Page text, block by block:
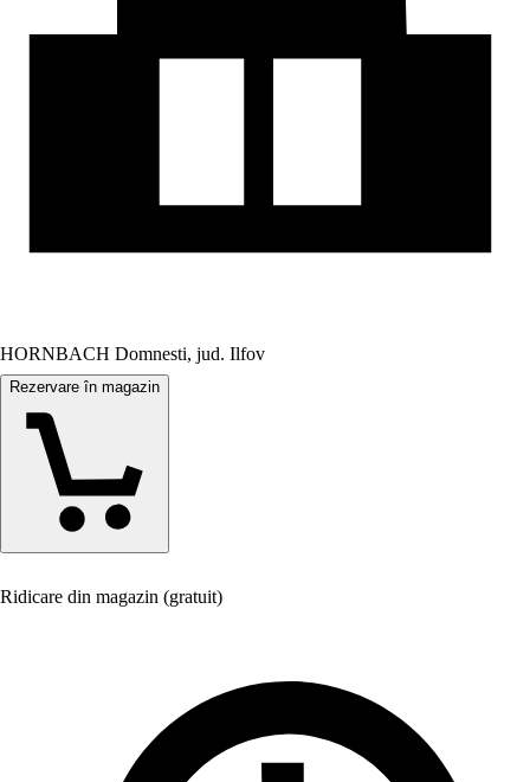
HORNBACH Domnesti, jud. Ilfov
Rezervare în magazin
Ridicare din magazin (gratuit)